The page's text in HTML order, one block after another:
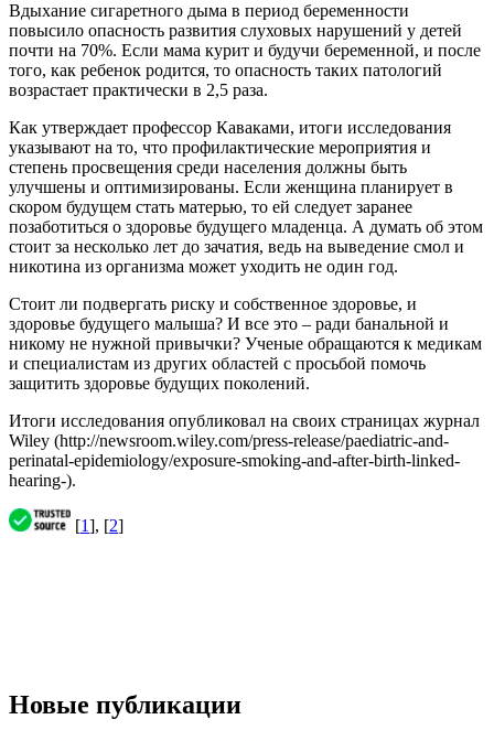
Вдыхание сигаретного дыма в период беременности
повысило опасность развития слуховых нарушений у детей
почти на 70%. Если мама курит и будучи беременной, и после
того, как ребенок родится, то опасность таких патологий
возрастает практически в 2,5 раза.
Как утверждает профессор Каваками, итоги исследования
указывают на то, что профилактические мероприятия и
степень просвещения среди населения должны быть
улучшены и оптимизированы. Если женщина планирует в
скором будущем стать матерью, то ей следует заранее
позаботиться о здоровье будущего младенца. А думать об этом
стоит за несколько лет до зачатия, ведь на выведение смол и
никотина из организма может уходить не один год.
Стоит ли подвергать риску и собственное здоровье, и
здоровье будущего малыша? И все это – ради банальной и
никому не нужной привычки? Ученые обращаются к медикам
и специалистам из других областей с просьбой помочь
защитить здоровье будущих поколений.
Итоги исследования опубликовал на своих страницах журнал
Wiley (http://newsroom.wiley.com/press-release/paediatric-and-
perinatal-epidemiology/exposure-smoking-and-after-birth-linked-
hearing-).
[1], [2]
Новые публикации